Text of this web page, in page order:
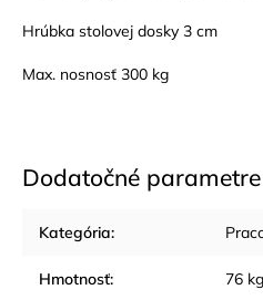
Hrúbka stolovej dosky 3 cm
Max. nosnosť 300 kg
Dodatočné parametre
Kategória:
Hmotnosť: 76 kg